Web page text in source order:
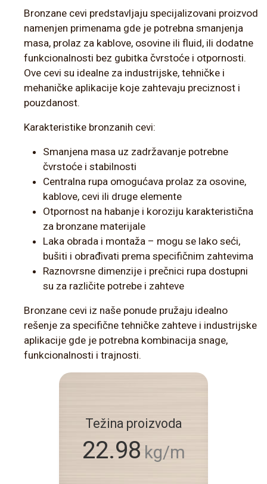
Bronzane cevi predstavljaju specijalizovani proizvod
namenjen primenama gde je potrebna smanjenja
masa, prolaz za kablove, osovine ili fluid, ili dodatne
funkcionalnosti bez gubitka čvrstoće i otpornosti.
Ove cevi su idealne za industrijske, tehničke i
mehaničke aplikacije koje zahtevaju preciznost i
pouzdanost.
Karakteristike bronzanih cevi:
Smanjena masa uz zadržavanje potrebne
čvrstoće i stabilnosti
Centralna rupa omogućava prolaz za osovine,
kablove, cevi ili druge elemente
Otpornost na habanje i koroziju karakteristična
za bronzane materijale
Laka obrada i montaža – mogu se lako seći,
bušiti i obrađivati prema specifičnim zahtevima
Raznovrsne dimenzije i prečnici rupa dostupni
su za različite potrebe i zahteve
Bronzane cevi iz naše ponude pružaju idealno
rešenje za specifične tehničke zahteve i industrijske
aplikacije gde je potrebna kombinacija snage,
funkcionalnosti i trajnosti.
Težina proizvoda
22.98 kg/m